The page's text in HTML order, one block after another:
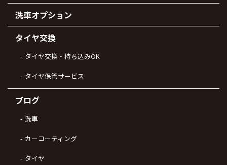
洗車オプション
タイヤ交換
タイヤ交換・持ち込みOK
タイヤ保管サービス
ブログ
洗車
カーコーティング
タイヤ